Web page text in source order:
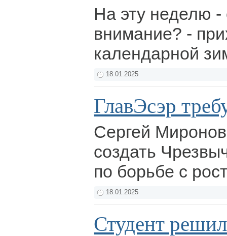
На эту неделю -
внимание? -
календарной
18.01.2025
ГлавЭсэр
Сергей
создать
по борьбе с
18.01.2025
Студент